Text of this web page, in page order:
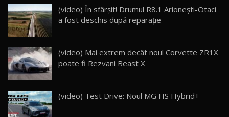
17
AutoBlogMD
13:10
30:08
(video) În sfârșit! Drumul R8.1 Arionești-Otaci
a fost deschis după reparație
(video) Mai extrem decât noul Corvette ZR1X
poate fi Rezvani Beast X
(video) Test Drive: Noul MG HS Hybrid+